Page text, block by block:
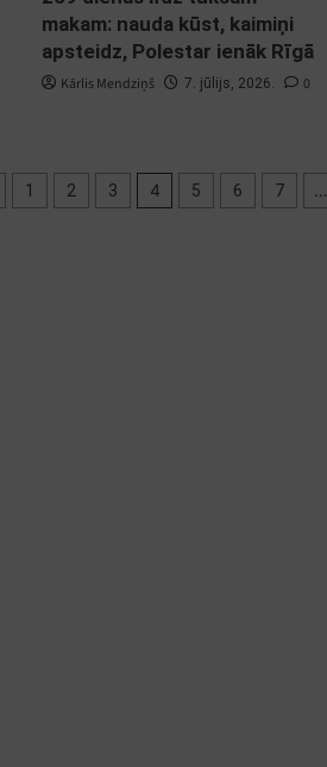
makam: nauda kūst, kaimiņi
apsteidz, Polestar ienāk Rīgā
Kārlis Mendziņš 7. jūlijs, 2026. 0
1 2 3 4 5 6 7 …